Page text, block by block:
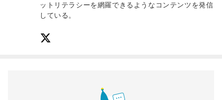
ットリテラシーを網羅できるようなコンテンツを発信
している。